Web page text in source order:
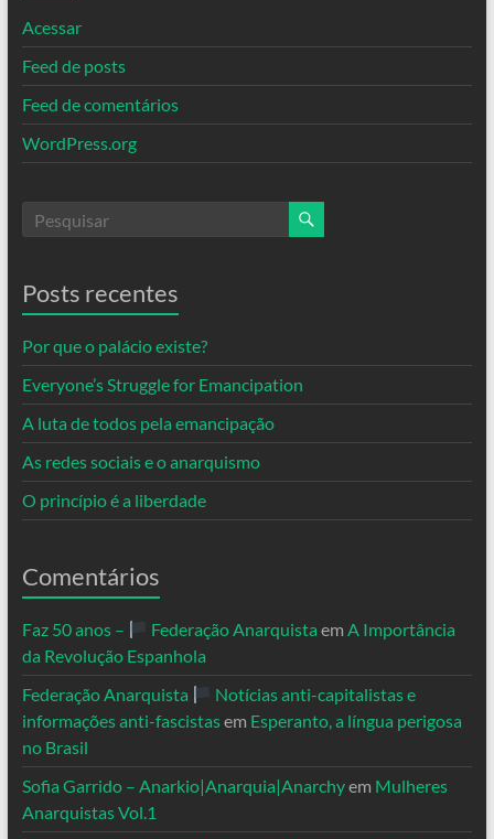
Acessar
Feed de posts
Feed de comentários
WordPress.org
Posts recentes
Por que o palácio existe?
Everyone’s Struggle for Emancipation
A luta de todos pela emancipação
As redes sociais e o anarquismo
O princípio é a liberdade
Comentários
Faz 50 anos – Federação Anarquista em A Importância
da Revolução Espanhola
Federação Anarquista
Notícias anti-capitalistas e
informações anti-fascistasem Esperanto, a língua perigosa
no Brasil
Sofia Garrido – Anarkio|Anarquia|Anarchyem Mulheres
Anarquistas Vol.1